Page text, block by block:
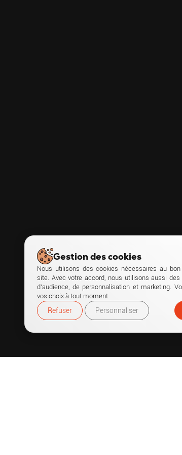
Gestion des cookies
Nous utilisons des cookies nécessaires au
site. Avec votre accord, nous utilisons aussi
d’audience, de personnalisation et marketing.
vos choix à tout moment.
Refuser Personnaliser